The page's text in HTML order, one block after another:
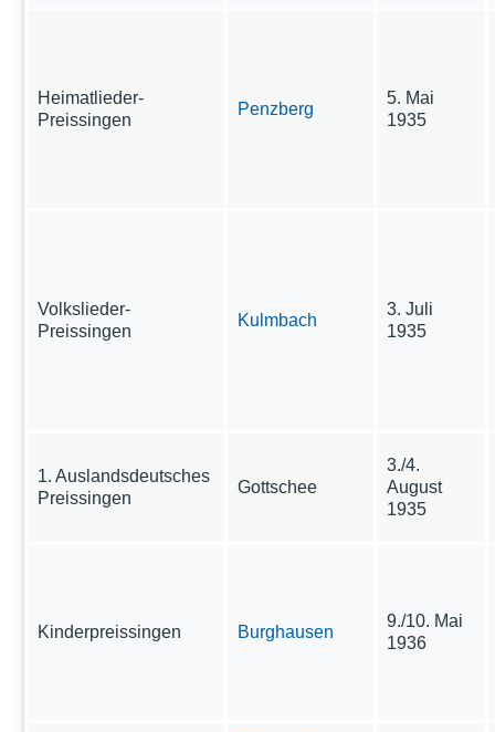
Heimatlieder-
Preissingen
Penzberg
5. Mai
1935
Volkslieder-
Preissingen
Kulmbach
3. Juli
1935
1. Auslandsdeutsches
Preissingen
Gottschee
3./4.
August
1935
Kinderpreissingen Burghausen
9./10. Mai
1936